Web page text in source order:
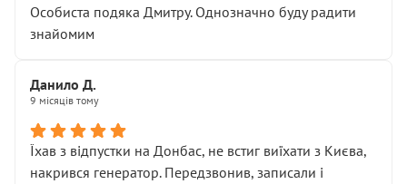
Особиста подяка Дмитру. Однозначно буду радити
знайомим
Данило Д.
9 місяців тому
Їхав з відпустки на Донбас, не встиг виїхати з Києва,
накрився генератор. Передзвонив, записали і